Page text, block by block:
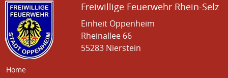
Freiwillige Feuerwehr Rhein-Selz
Einheit Oppenheim
Rheinallee 66
55283 Nierstein
Home